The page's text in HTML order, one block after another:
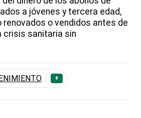
a jóvenes y tercera edad,
renovados o vendidos antes de
crisis sanitaria sin
+